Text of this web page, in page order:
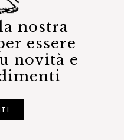
nostra
essere
novità e